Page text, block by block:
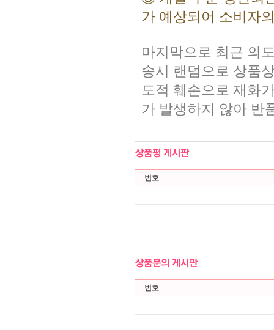
가 예상되어 소비자
마지막으로 최근 의
송시 랜덤으로 상품
도적 훼손으로 재화
가 발생하지 않아 반